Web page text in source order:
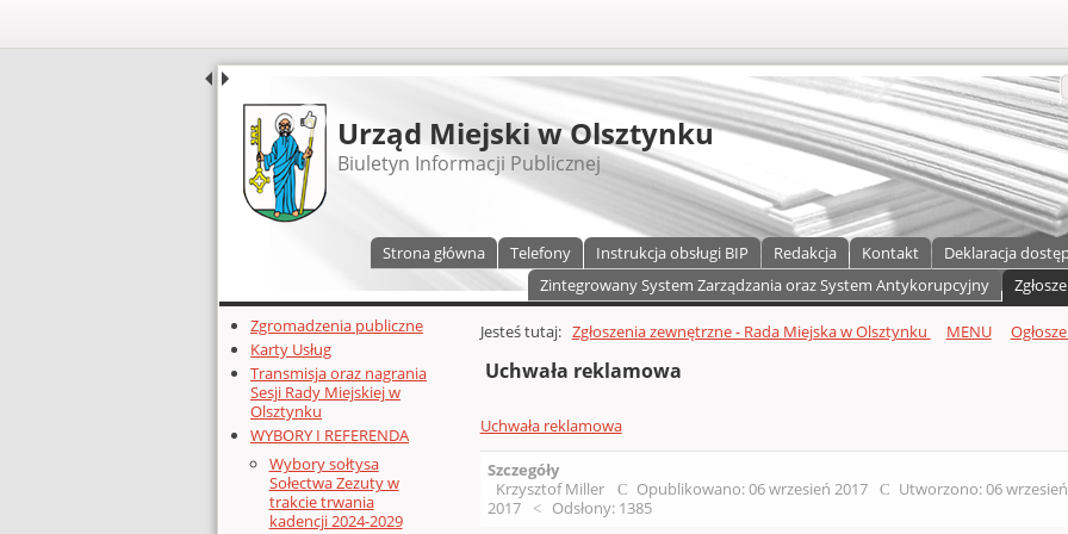
UDOSTĘPNIJ
Urząd Miejski w Olsztynku
Biuletyn Informacji Publicznej
Strona główna Telefony Instrukcja obsługi BIP Redakcja Kontakt Deklaracja
Zintegrowany System Zarządzania oraz System Antykorupcyjny
Dodatkowe zasoby (lewa kolumna)
Zgromadzenia publiczne
Karty Usług
Transmisja oraz nagrania
Sesji Rady Miejskiej w
Olsztynku
WYBORY I REFERENDA
Wybory sołtysa
Sołectwa Zezuty w
trakcie trwania
kadencji 2024-2029
Głównej zawartości
Jesteś tutaj: Zgłoszenia zewnętrzne - Rada Miejska w Olsztynku MENU
Uchwała reklamowa
Uchwała reklamowa
Szczegóły
Krzysztof Miller
Opublikowano: 06 wrzesień 2017 Utworzono: 06
2017
Odsłony: 1385